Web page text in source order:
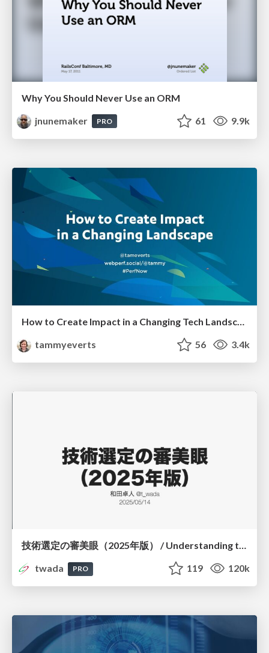
Why You Should Never Use an ORM
jnunemaker
PRO 61 9.9k
How to Create Impact in a Changing Tech Landscape [PerfNow 2023]
tammyeverts
56 3.4k
技術選定の審美眼（2025年版） / Understanding the Spiral of Technologies 2025 edition
twada
PRO 119 120k